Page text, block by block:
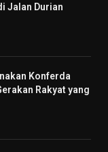
Jalan Durian
Konferda
Rakyat yang